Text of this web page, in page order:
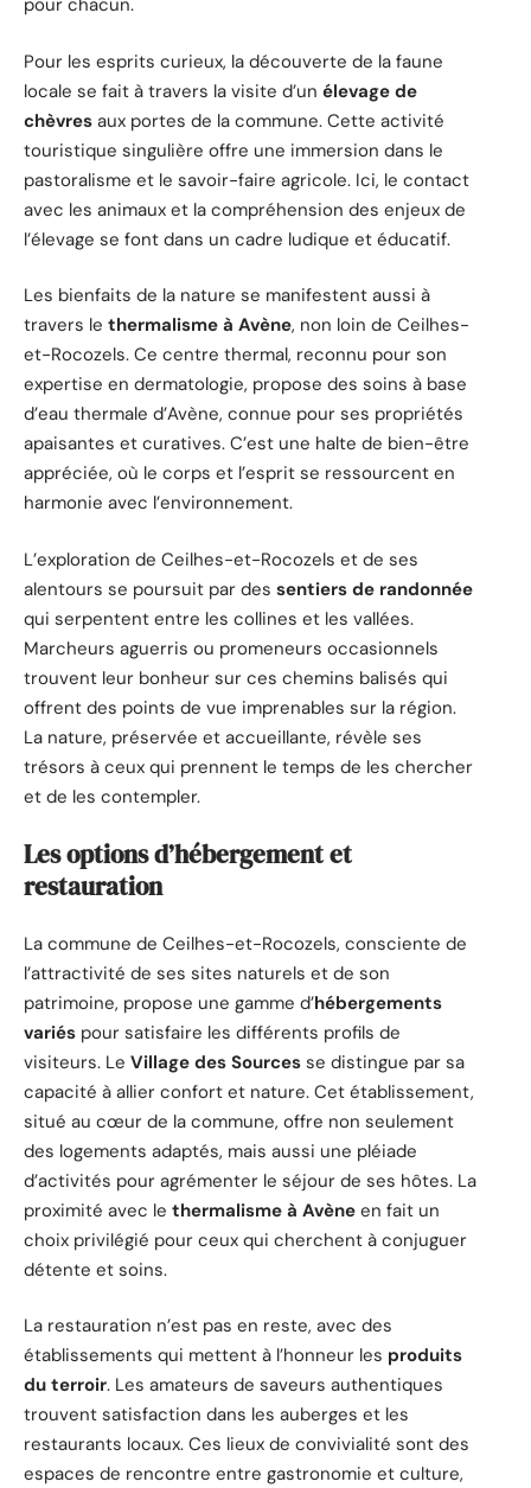
pour chacun.
Pour les esprits curieux, la découverte de la faune
locale se fait à travers la visite d’un élevage de
chèvres aux portes de la commune. Cette activité
touristique singulière offre une immersion dans le
pastoralisme et le savoir-faire agricole. Ici, le contact
avec les animaux et la compréhension des enjeux de
l’élevage se font dans un cadre ludique et éducatif.
Les bienfaits de la nature se manifestent aussi à
travers le thermalisme à Avène, non loin de Ceilhes-
et-Rocozels. Ce centre thermal, reconnu pour son
expertise en dermatologie, propose des soins à base
d’eau thermale d’Avène, connue pour ses propriétés
apaisantes et curatives. C’est une halte de bien-être
appréciée, où le corps et l’esprit se ressourcent en
harmonie avec l’environnement.
L’exploration de Ceilhes-et-Rocozels et de ses
alentours se poursuit par des sentiers de randonnée
qui serpentent entre les collines et les vallées.
Marcheurs aguerris ou promeneurs occasionnels
trouvent leur bonheur sur ces chemins balisés qui
offrent des points de vue imprenables sur la région.
La nature, préservée et accueillante, révèle ses
trésors à ceux qui prennent le temps de les chercher
et de les contempler.
Les options d’hébergement et
restauration
La commune de Ceilhes-et-Rocozels, consciente de
l’attractivité de ses sites naturels et de son
patrimoine, propose une gamme d’hébergements
variés pour satisfaire les différents profils de
visiteurs. Le Village des Sources se distingue par sa
capacité à allier confort et nature. Cet établissement,
situé au cœur de la commune, offre non seulement
des logements adaptés, mais aussi une pléiade
d’activités pour agrémenter le séjour de ses hôtes. La
proximité avec le thermalisme à Avène en fait un
choix privilégié pour ceux qui cherchent à conjuguer
détente et soins.
La restauration n’est pas en reste, avec des
établissements qui mettent à l’honneur les produits
du terroir. Les amateurs de saveurs authentiques
trouvent satisfaction dans les auberges et les
restaurants locaux. Ces lieux de convivialité sont des
espaces de rencontre entre gastronomie et culture,